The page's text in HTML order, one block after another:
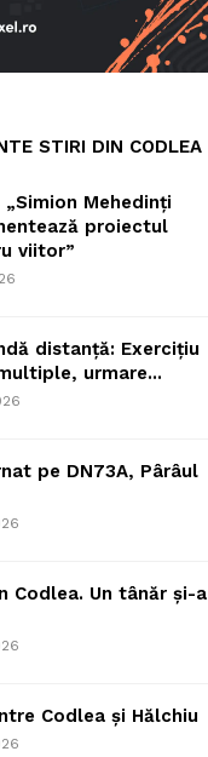
STIRI DIN CODLEA
Mehedinți
proiectul
viitor”
distanță: Exercițiu
urmare...
pe DN73A, Pârâul
Codlea. Un tânăr și-a
Codlea și Hălchiu